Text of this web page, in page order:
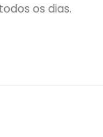
os dias.